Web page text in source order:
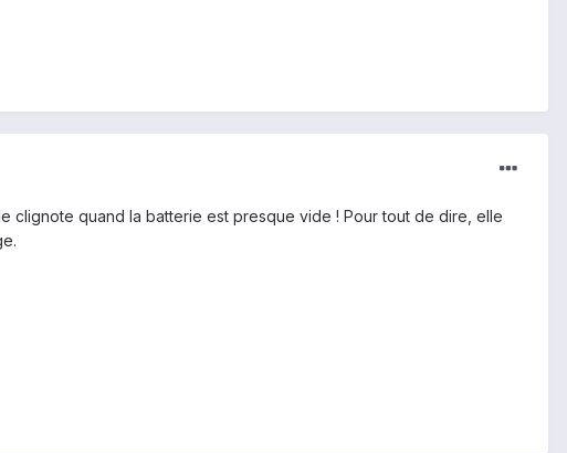
clignote quand la batterie est presque vide ! Pour tout de dire, elle